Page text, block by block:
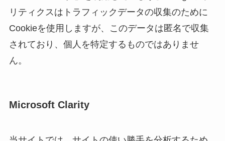
リティクスはトラフィックデータの収集のために
Cookieを使用しますが、このデータは匿名で収集
されており、個人を特定するものではありませ
ん。
Microsoft Clarity